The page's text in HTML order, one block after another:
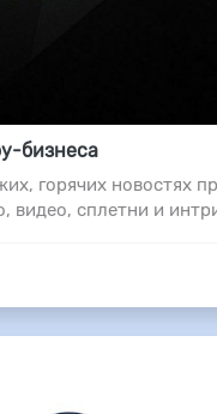
бизнеса
горячих новостях
видео, сплетни и